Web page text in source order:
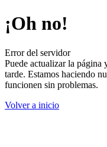
¡Oh no!
Error del servidor
Puede actualizar la página
tarde. Estamos haciendo
funcionen sin problemas.
Volver a inicio